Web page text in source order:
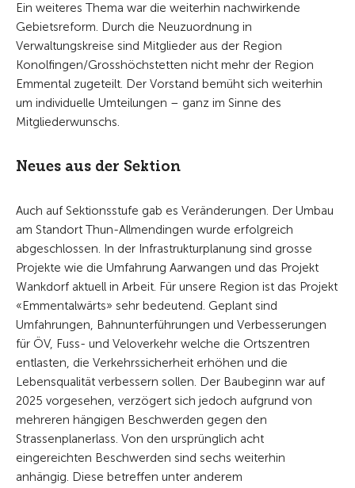
Ein weiteres Thema war die weiterhin nachwirkende
Gebietsreform. Durch die Neuzuordnung in
Verwaltungskreise sind Mitglieder aus der Region
Konolfingen/Grosshöchstetten nicht mehr der Region
Emmental zugeteilt. Der Vorstand bemüht sich weiterhin
um individuelle Umteilungen – ganz im Sinne des
Mitgliederwunschs.
Neues aus der Sektion
Auch auf Sektionsstufe gab es Veränderungen. Der Umbau
am Standort Thun-Allmendingen wurde erfolgreich
abgeschlossen. In der Infrastrukturplanung sind grosse
Projekte wie die Umfahrung Aarwangen und das Projekt
Wankdorf aktuell in Arbeit. Für unsere Region ist das Projekt
«Emmentalwärts» sehr bedeutend. Geplant sind
Umfahrungen, Bahnunterführungen und Verbesserungen
für ÖV, Fuss- und Veloverkehr welche die Ortszentren
entlasten, die Verkehrssicherheit erhöhen und die
Lebensqualität verbessern sollen. Der Baubeginn war auf
2025 vorgesehen, verzögert sich jedoch aufgrund von
mehreren hängigen Beschwerden gegen den
Strassenplanerlass. Von den ursprünglich acht
eingereichten Beschwerden sind sechs weiterhin
anhängig. Diese betreffen unter anderem